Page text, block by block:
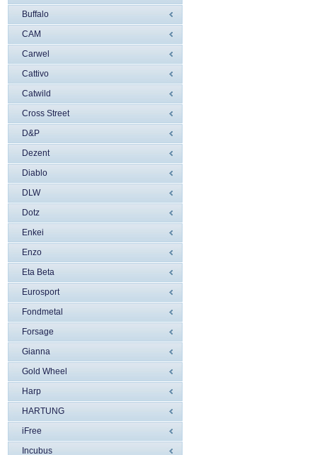
Buffalo
CAM
Carwel
Cattivo
Catwild
Cross Street
D&P
Dezent
Diablo
DLW
Dotz
Enkei
Enzo
Eta Beta
Eurosport
Fondmetal
Forsage
Gianna
Gold Wheel
Harp
HARTUNG
iFree
Incubus